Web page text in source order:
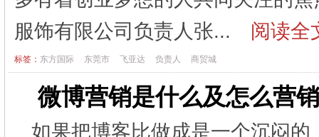
服饰有限公司负责人张...
阅读全
标签： 东方国际 东莞市 飞亚达 负责人 商贸城
微博营销是什么及怎么营
如果把博客比做成是一个沉闷